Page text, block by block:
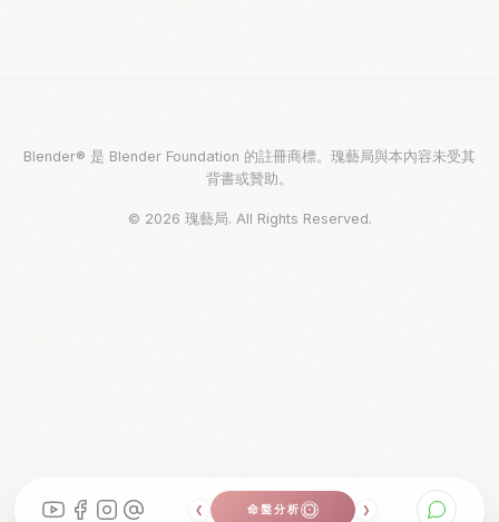
Blender® 是 Blender Foundation 的註冊商標。瑰藝局與本內容未受其
背書或贊助。
© 2026 瑰藝局. All Rights Reserved.
❮
珠寶設計創業 命盤分析 OFFERINGS
❯